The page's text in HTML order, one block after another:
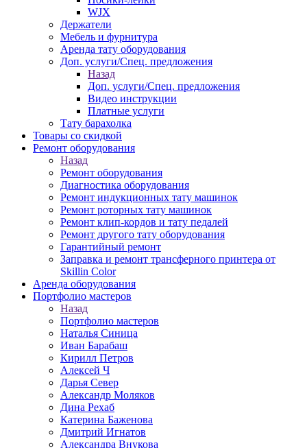
WJX
Держатели
Мебель и фурнитура
Аренда тату оборудования
Доп. услуги/Спец. предложения
Назад
Доп. услуги/Спец. предложения
Видео инструкции
Платные услуги
Тату барахолка
Товары со скидкой
Ремонт оборудования
Назад
Ремонт оборудования
Диагностика оборудования
Ремонт индукционных тату машинок
Ремонт роторных тату машинок
Ремонт клип-кордов и тату педалей
Ремонт другого тату оборудования
Гарантийный ремонт
Заправка и ремонт трансферного принтера от
Skillin Color
Аренда оборудования
Портфолио мастеров
Назад
Портфолио мастеров
Наталья Синица
Иван Барабаш
Кирилл Петров
Алексей Ч
Дарья Север
Александр Моляков
Дина Рехаб
Катерина Баженова
Дмитрий Игнатов
Александра Внукова